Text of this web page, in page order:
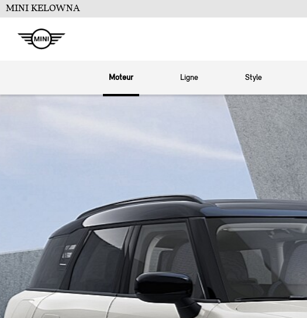
MINI KELOWNA
Moteur Ligne Style